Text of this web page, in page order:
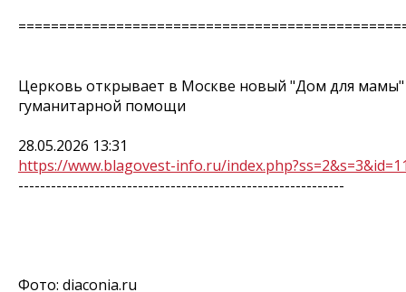
Церковь открывает в Москве новый "Дом для
гуманитарной помощи
28.05.2026 13:31
https://www.blagovest-info.ru/
------------------------------------------------------------
Фото: diaconia.ru